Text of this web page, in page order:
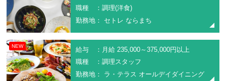
職種 ：調理(洋食)
勤務地： セトレ ならまち
NEW
給与 ：月給 235,000～375,000円以上
職種 ：調理スタッフ
勤務地： ラ・テラス オールデイダイニング